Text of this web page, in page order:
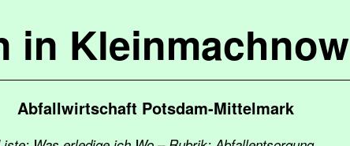
in Kleinmachnow
Abfallwirtschaft Potsdam-Mittelmark